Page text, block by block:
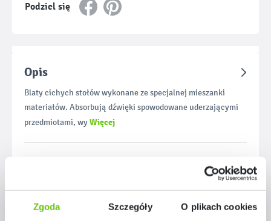
Zgoda Szczegóły O plikach cookies
Podziel się
Opis
Blaty cichych stołów wykonane ze specjalnej mieszanki
materiałów. Absorbują dźwięki spowodowane uderzającymi
przedmiotami, wyWięcej